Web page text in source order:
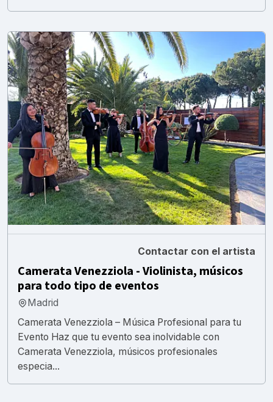
Contactar con el artista
Camerata Venezziola - Violinista, músicos
para todo tipo de eventos
Madrid
Camerata Venezziola – Música Profesional para tu
Evento Haz que tu evento sea inolvidable con
Camerata Venezziola, músicos profesionales
especia...